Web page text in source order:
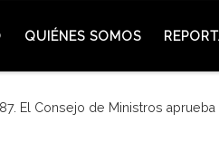
QUIÉNES SOMOS
El Consejo de Ministros